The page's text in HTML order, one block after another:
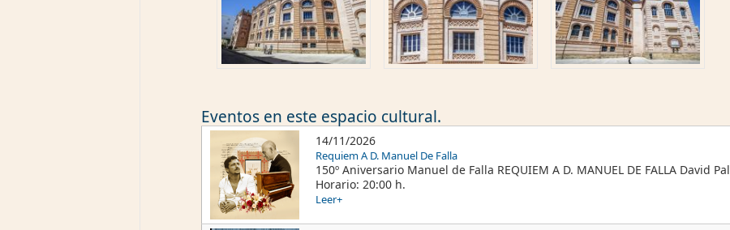
Eventos en este espacio cultural.
14/11/2026
Requiem A D. Manuel De Falla
150º Aniversario Manuel de Falla REQUIEM A D. MANUEL DE FALLA David
Horario: 20:00 h.
Leer+